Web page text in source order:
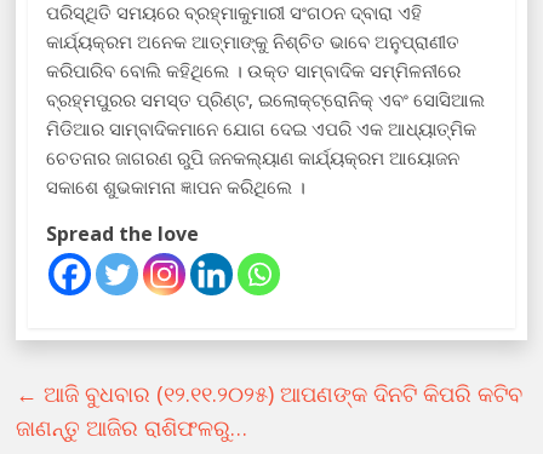
ପରିସ୍ଥିତି ସମୟରେ ବ୍ରହ୍ମାକୁମାରୀ ସଂଗଠନ ଦ୍ବାରା ଏହି
କାର୍ଯ୍ୟକ୍ରମ ଅନେକ ଆତ୍ମାଙ୍କୁ ନିଶ୍ଚିତ ଭାବେ ଅନୁପ୍ରାଣୀତ
କରିପାରିବ ବୋଲି କହିଥିଲେ । ଉକ୍ତ ସାମ୍ବାଦିକ ସମ୍ମିଳନୀରେ
ବ୍ରହ୍ମପୁରର ସମସ୍ତ ପ୍ରିଣ୍ଟ, ଇଲୋକ୍ଟ୍ରୋନିକ୍ ଏବଂ ସୋସିଆଲ
ମିଡିଆର ସାମ୍ବାଦିକମାନେ ଯୋଗ ଦେଇ ଏପରି ଏକ ଆଧ୍ୟାତ୍ମିକ
ଚେତନାର ଜାଗରଣ ରୁପି ଜନକଲ୍ୟାଣ କାର୍ଯ୍ୟକ୍ରମ ଆୟୋଜନ
ସକାଶେ ଶୁଭକାମନା ଜ୍ଞାପନ କରିଥିଲେ ।
Spread the love
← ଆଜି ବୁଧବାର (୧୨.୧୧.୨୦୨୫) ଆପଣଙ୍କ ଦିନଟି କିପରି କଟିବ
ଜାଣନ୍ତୁ ଆଜିର ରାଶିଫଳରୁ…